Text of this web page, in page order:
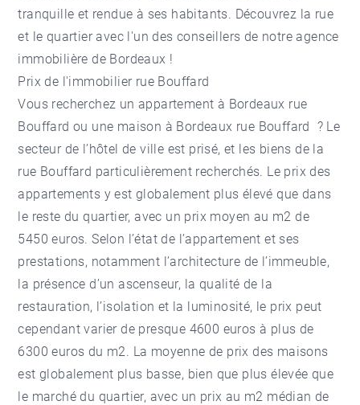
tranquille et rendue à ses habitants. Découvrez la rue
et le quartier avec l'un des conseillers de notreagence
immobilière de Bordeaux !
Prix de l'immobilier rue Bouffard
Vous recherchez unappartement à Bordeaux rue
Bouffard ou une maison à Bordeaux rue Bouffard ? Le
secteur de l’hôtel de ville est prisé, et les biens de la
rue Bouffard particulièrement recherchés. Le prix des
appartements y est globalement plus élevé que dans
le reste du quartier, avec un prix moyen au m2 de
5450 euros. Selon l’état de l’appartement et ses
prestations, notamment l’architecture de l’immeuble,
la présence d’un ascenseur, la qualité de la
restauration, l’isolation et la luminosité, le prix peut
cependant varier de presque 4600 euros à plus de
6300 euros du m2. La moyenne de prix des maisons
est globalement plus basse, bien que plus élevée que
le marché du quartier, avec un prix au m2 médian de